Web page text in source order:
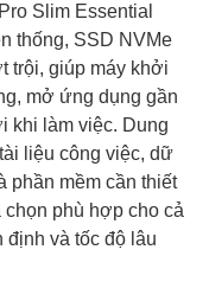
Slim Essential
thống, SSD NVMe
trội, giúp máy khởi
mở ứng dụng gần
khi làm việc. Dung
liệu công việc, dữ
phần mềm cần thiết
phù hợp cho cả
và tốc độ lâu